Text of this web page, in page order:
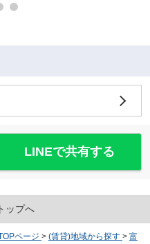
LINEで共有する
ップへ
ページ > (賃貸)地域から探す > 富